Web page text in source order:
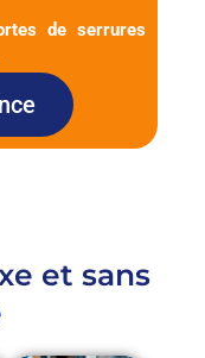
de serrures
et sans